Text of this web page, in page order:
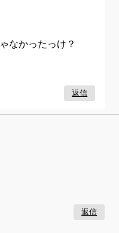
なかったっけ？
返信
返信